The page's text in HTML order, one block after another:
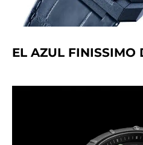
EL AZUL FINISSIMO